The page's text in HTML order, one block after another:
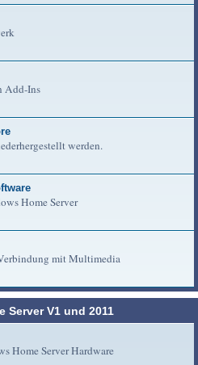
Add-Ins
werden.
Home Server
mit Multimedia
Server V1 und 2011
Home Server Hardware